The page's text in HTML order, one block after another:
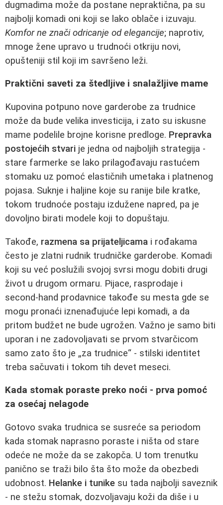
dugmadima može da postane nepraktična, pa su
najbolji komadi oni koji se lako oblače i izuvaju.
Komfor ne znači odricanje od elegancije; naprotiv,
mnoge žene upravo u trudnoći otkriju novi,
opušteniji stil koji im savršeno leži.
Praktični saveti za štedljive i snalažljive mame
Kupovina potpuno nove garderobe za trudnice
može da bude velika investicija, i zato su iskusne
mame podelile brojne korisne predloge. Prepravka
postojećih stvari je jedna od najboljih strategija -
stare farmerke se lako prilagođavaju rastućem
stomaku uz pomoć elastičnih umetaka i platnenog
pojasa. Suknje i haljine koje su ranije bile kratke,
tokom trudnoće postaju izdužene napred, pa je
dovoljno birati modele koji to dopuštaju.
Takođe, razmena sa prijateljicama i rođakama
često je zlatni rudnik trudničke garderobe. Komadi
koji su već poslužili svojoj svrsi mogu dobiti drugi
život u drugom ormaru. Pijace, rasprodaje i
second-hand prodavnice takođe su mesta gde se
mogu pronaći iznenađujuće lepi komadi, a da
pritom budžet ne bude ugrožen. Važno je samo biti
uporan i ne zadovoljavati se prvom stvarčicom
samo zato što je „za trudnice“ - stilski identitet
treba sačuvati i tokom tih devet meseci.
Kada stomak poraste preko noći - prva pomoć
za osećaj nelagode
Gotovo svaka trudnica se susreće sa periodom
kada stomak naprasno poraste i ništa od stare
odeće ne može da se zakopča. U tom trenutku
panično se traži bilo šta što može da obezbedi
udobnost. Helanke i tunike su tada najbolji saveznik
- ne stežu stomak, dozvoljavaju koži da diše i u